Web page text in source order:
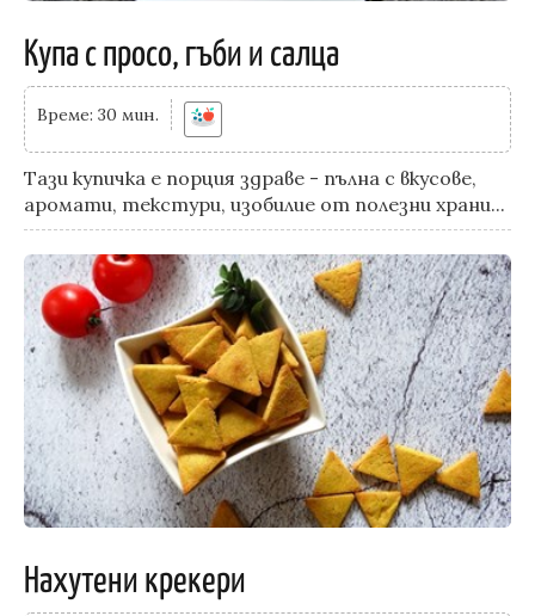
Купа с просо, гъби и салца
Време: 30 мин.
Тази купичка е порция здраве - пълна с вкусове,
аромати, текстури, изобилие от полезни храни...
Нахутени крекери